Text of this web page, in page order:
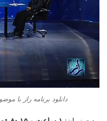
دانلود برنامه راز با